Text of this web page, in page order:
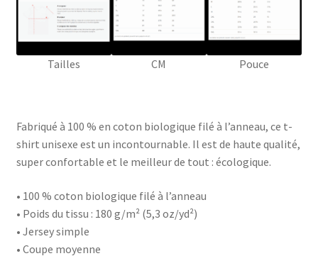
Tailles CM Pouce
Fabriqué à 100 % en coton biologique filé à l’anneau, ce t-
shirt unisexe est un incontournable. Il est de haute qualité,
super confortable et le meilleur de tout : écologique.
• 100 % coton biologique filé à l’anneau
• Poids du tissu : 180 g/m² (5,3 oz/yd²)
• Jersey simple
• Coupe moyenne